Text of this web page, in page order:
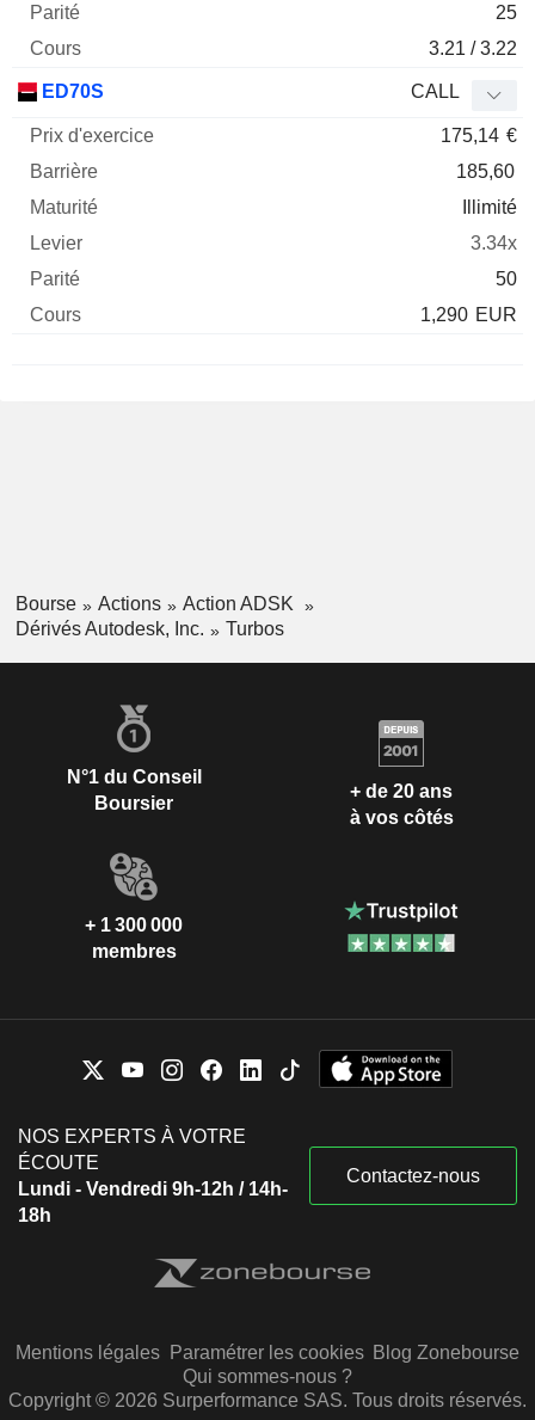
25
3.21 / 3.22
ED70S CALL
175,14 €
185,60
Illimité
3.34x
50
1,290 EUR
Bourse Actions
Action ADSK
Dérivés Autodesk, Inc.
Turbos
N°1 du Conseil
Boursier
+ de 20 ans
à vos côtés
+ 1 300 000
membres
NOS EXPERTS À VOTRE
ÉCOUTE
Lundi - Vendredi 9h-12h / 14h-
18h
Contactez-nous
Mentions légales Paramétrer les cookies Blog Zonebourse
Qui sommes-nous ?
Copyright © 2026 Surperformance SAS. Tous droits réservés.